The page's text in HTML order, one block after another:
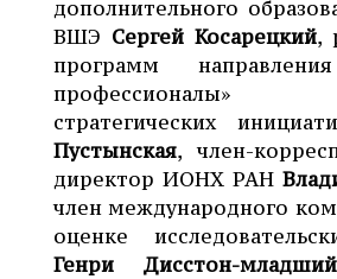
дополнительного
ВШЭ Сергей Косарецкий,
программ
профессионалы»
стратегических
Пустынская, член-
директор ИОНХ РАН
член международного
оценке
Генри Дисстон-младший